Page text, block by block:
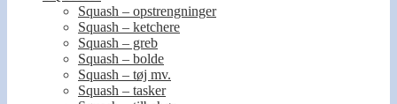
Squash – opstrengninger
Squash – ketchere
Squash – greb
Squash – bolde
Squash – tøj mv.
Squash – tasker